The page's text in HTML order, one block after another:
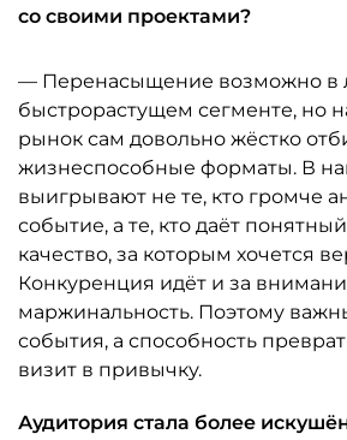
со своими проектами?
— Перенасыщение возможно в
быстрорастущем сегменте, но
рынок сам довольно жёстко
жизнеспособные форматы. В
выигрывают не те, кто громче
событие, а те, кто даёт
качество, за которым хочется
Конкуренция идёт и за
маржинальность. Поэтому
события, а способность
визит в привычку.
Аудитория стала более